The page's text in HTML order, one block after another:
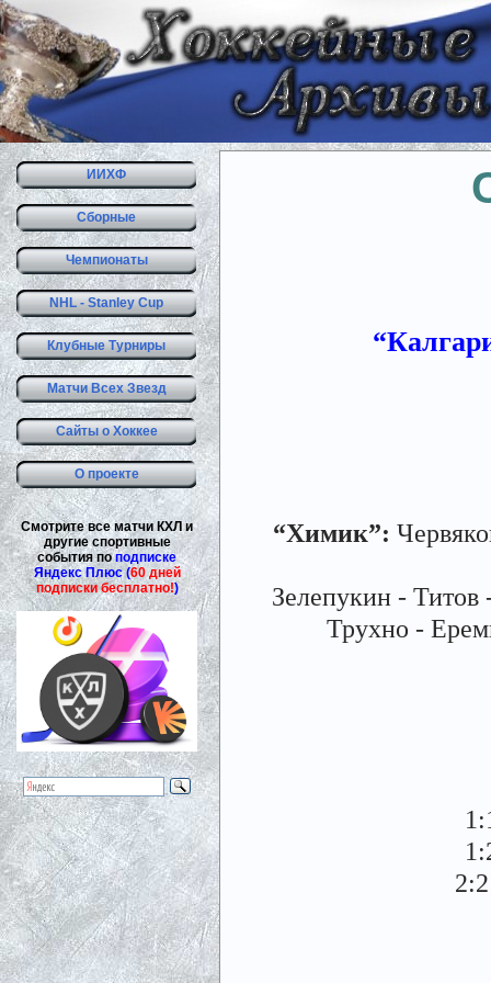
ИИХФ
Сборные
Чемпионаты
NHL - Stanley Cup
Клубные Турниры
Матчи Всех Звезд
Сайты о Хоккее
О проекте
Смотрите все матчи КХЛ и
другие спортивные
события поподписке
Яндекс Плюс (60 дней
подписки бесплатно!)
“Химик”:
Зелепукин -
Трухно -